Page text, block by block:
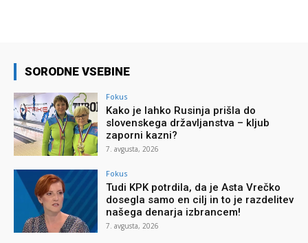
SORODNE VSEBINE
Fokus
Kako je lahko Rusinja prišla do
slovenskega državljanstva – kljub
zaporni kazni?
7. avgusta, 2026
Fokus
Tudi KPK potrdila, da je Asta Vrečko
dosegla samo en cilj in to je razdelitev
našega denarja izbrancem!
7. avgusta, 2026